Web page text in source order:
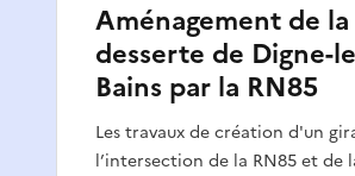
Aménagement de la
desserte de Digne-
Bains par la RN85
Les travaux de création d'un
l’intersection de la RN85 et de